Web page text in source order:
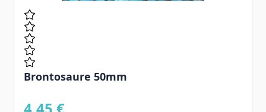
Brontosaure 50mm
4,45 €